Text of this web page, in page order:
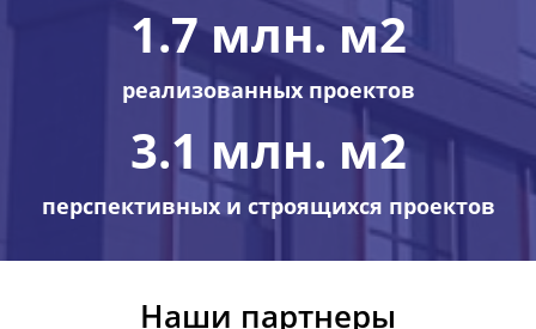
1.7 млн. м2
реализованных проектов
3.1 млн. м2
перспективных и строящихся проектов
Наши партнеры